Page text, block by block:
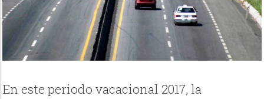
En este periodo vacacional 2017, la